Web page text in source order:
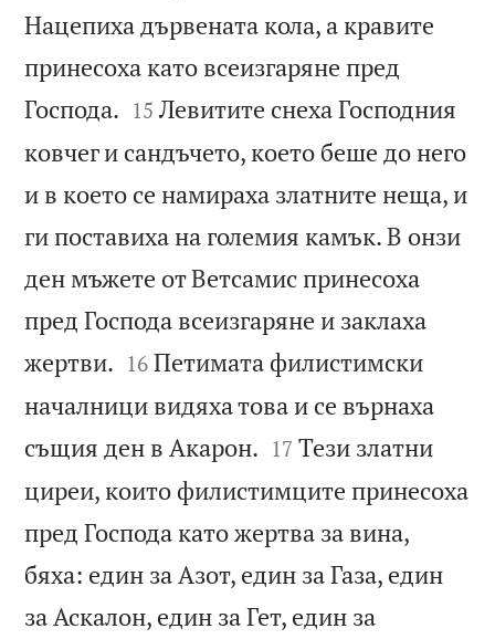
Нацепиха дървената кола, а кравите
принесоха като всеизгаряне пред
Господа. 

15 Левитите снеха Господния
ковчег и сандъчето, което беше до него
и в което се намираха златните неща, и
ги поставиха на големия камък. В онзи
ден мъжете от Ветсамис принесоха
пред Господа всеизгаряне и заклаха
жертви. 

16 Петимата филистимски
началници видяха това и се върнаха
същия ден в Акарон. 

17 Тези златни
циреи, които филистимците принесоха
пред Господа като жертва за вина,
бяха: един за Азот, един за Газа, един
за Аскалон, един за Гет, един за